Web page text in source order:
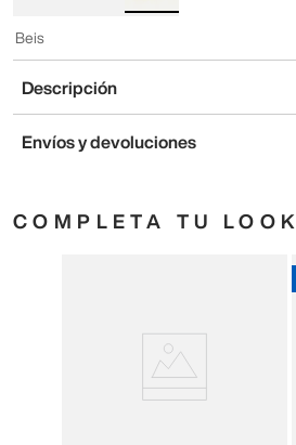
Beis
Descripción
Envíos y devoluciones
COMPLETA TU LOOK